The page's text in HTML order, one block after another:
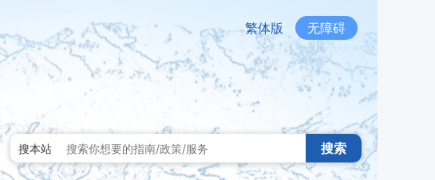
繁体版 无障碍
搜本站 搜索